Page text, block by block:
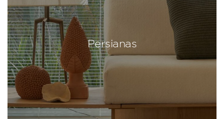
Persianas